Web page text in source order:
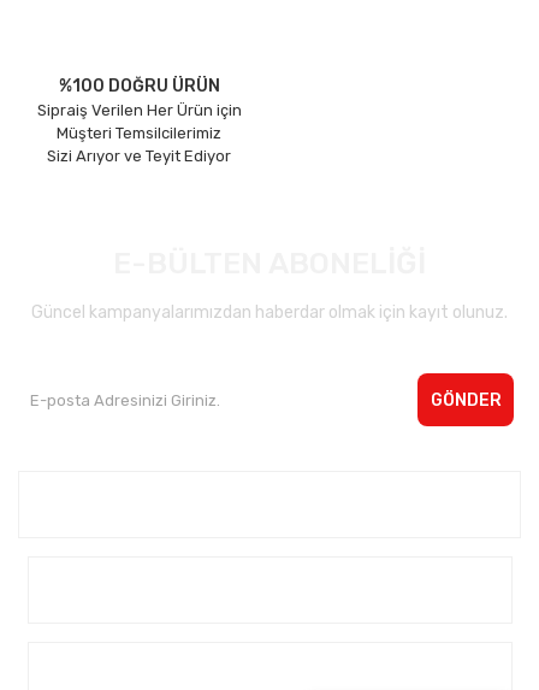
%100 DOĞRU ÜRÜN
Sipraiş Verilen Her Ürün için
Müşteri Temsilcilerimiz
Sizi Arıyor ve Teyit Ediyor
Güncel kampanyalarımızdan haberdar olmak için kayıt olunuz.
GÖNDER